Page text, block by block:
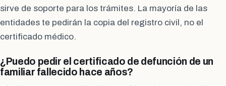
sirve de soporte para los trámites. La mayoría de las
entidades te pedirán la copia del registro civil, no el
certificado médico.
¿Puedo pedir el certificado de defunción de un
familiar fallecido hace años?